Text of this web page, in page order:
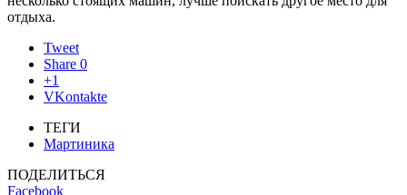
отдыха.
Tweet
Share 0
+1
VKontakte
ТЕГИ
Мартиника
ПОДЕЛИТЬСЯ
Facebook